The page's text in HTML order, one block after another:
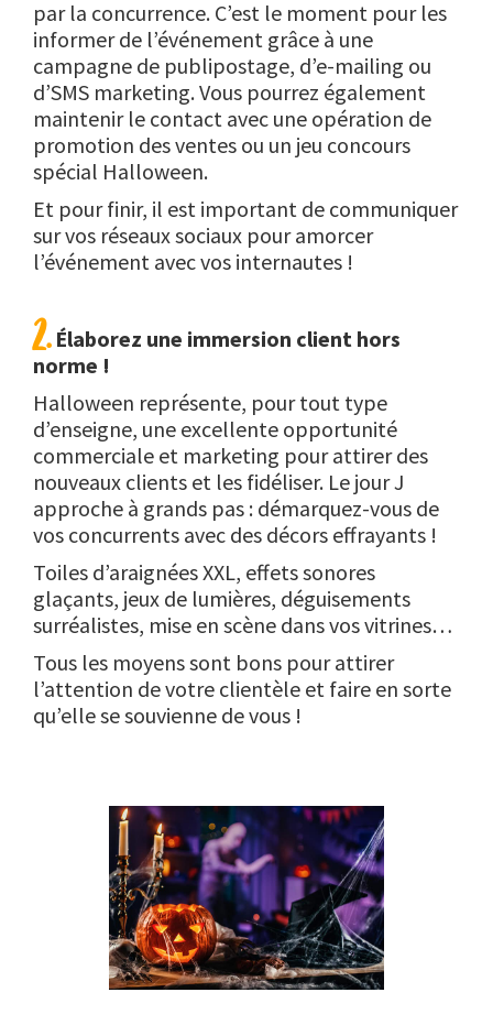
par la concurrence. C’est le moment pour les
informer de l’événement grâce à une
campagne de publipostage, d’e-mailing ou
d’SMS marketing. Vous pourrez également
maintenir le contact avec une opération de
promotion des ventes ou un jeu concours
spécial Halloween.
Et pour finir, il est important de communiquer
sur vos réseaux sociaux pour amorcer
l’événement avec vos internautes !
2.Élaborez une immersion client hors
norme !
Halloween représente, pour tout type
d’enseigne, une excellente opportunité
commerciale et marketing pour attirer des
nouveaux clients et les fidéliser. Le jour J
approche à grands pas : démarquez-vous de
vos concurrents avec des décors effrayants !
Toiles d’araignées XXL, effets sonores
glaçants, jeux de lumières, déguisements
surréalistes, mise en scène dans vos vitrines…
Tous les moyens sont bons pour attirer
l’attention de votre clientèle et faire en sorte
qu’elle se souvienne de vous !